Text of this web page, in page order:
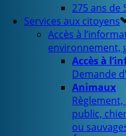
275 ans de
Services aux citoyens
Accès à
environnement,
Accès à
Demande
Animaux
public,
ou